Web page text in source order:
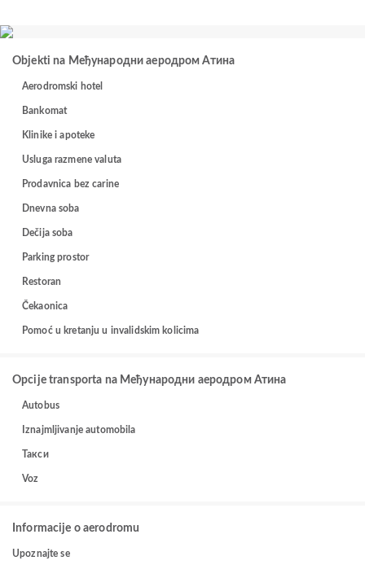
Objekti na Међународни аеродром Атина
Aerodromski hotel
Bankomat
Klinike i apoteke
Usluga razmene valuta
Prodavnica bez carine
Dnevna soba
Dečija soba
Parking prostor
Restoran
Čekaonica
Pomoć u kretanju u invalidskim kolicima
Opcije transporta na Међународни аеродром Атина
Autobus
Iznajmljivanje automobila
Такси
Voz
Informacije o aerodromu
Upoznajte se